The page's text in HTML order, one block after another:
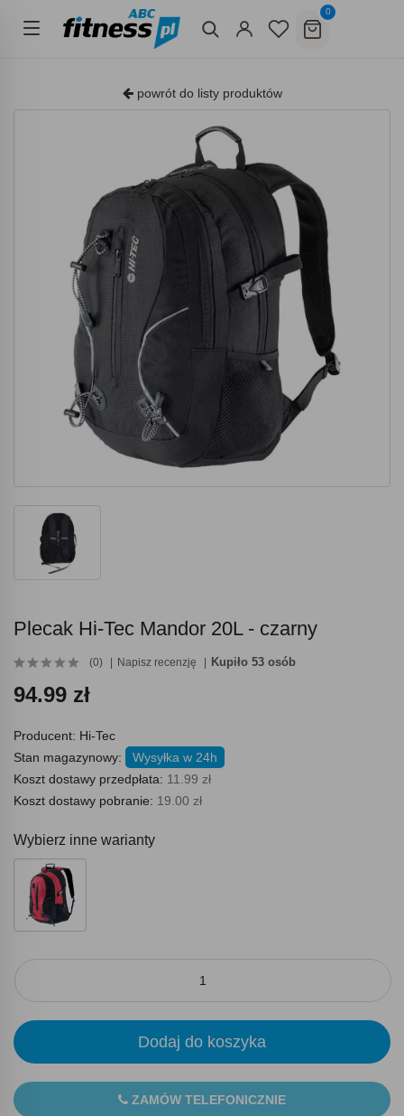
0
powrót do listy produktów
Plecak Hi-Tec Mandor 20L - czarny
(0) Napisz recenzję Kupiło 53 osób
94.99 zł
Producent: Hi-Tec
Stan magazynowy:
Wysyłka w 24h
Koszt dostawy przedpłata: 11.99 zł
Koszt dostawy pobranie: 19.00 zł
Wybierz inne warianty
Dodaj do koszyka
ZAMÓW TELEFONICZNIE